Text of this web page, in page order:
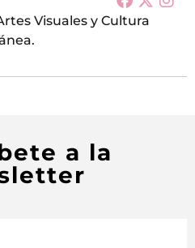
Visuales y Cultura
a la